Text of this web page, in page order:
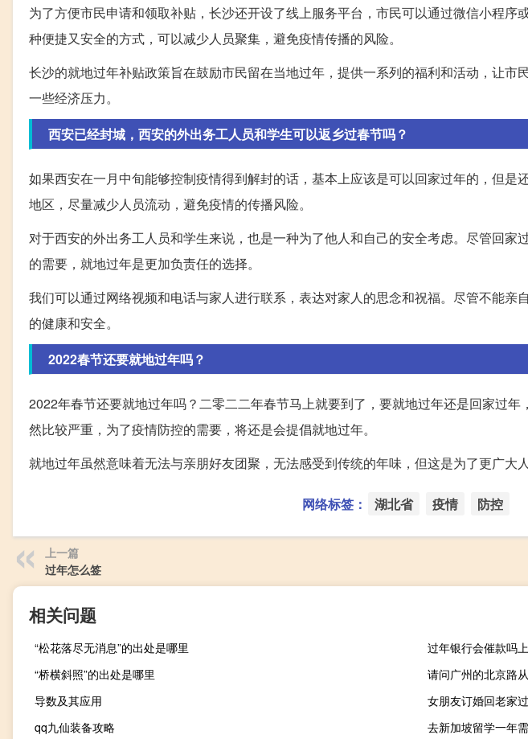
为了方便市民申请和领取补贴，长沙还开设了线上服务平台，市民可以通过微信小程序
种便捷又安全的方式，可以减少人员聚集，避免疫情传播的风险。
长沙的就地过年补贴政策旨在鼓励市民留在当地过年，提供一系列的福利和活动，让市
一些经济压力。
西安已经封城，西安的外出务工人员和学生可以返乡过春节吗？
如果西安在一月中旬能够控制疫情得到解封的话，基本上应该是可以回家过年的，但是
地区，尽量减少人员流动，避免疫情的传播风险。
对于西安的外出务工人员和学生来说，也是一种为了他人和自己的安全考虑。尽管回家
的需要，就地过年是更加负责任的选择。
我们可以通过网络视频和电话与家人进行联系，表达对家人的思念和祝福。尽管不能亲
的健康和安全。
2022春节还要就地过年吗？
2022年春节还要就地过年吗？二零二二年春节马上就要到了，要就地过年还是回家过
然比较严重，为了疫情防控的需要，将还是会提倡就地过年。
就地过年虽然意味着无法与亲朋好友团聚，无法感受到传统的年味，但这是为了更广大
网络标签： 湖北省 疫情 防控
上一篇
过年怎么签
相关问题
“松花落尽无消息”的出处是哪里
过年银行会催款吗
“桥横斜照”的出处是哪里
请问广州的北京路
导数及其应用
女朋友订婚回老家
qq九仙装备攻略
去新加坡留学一年